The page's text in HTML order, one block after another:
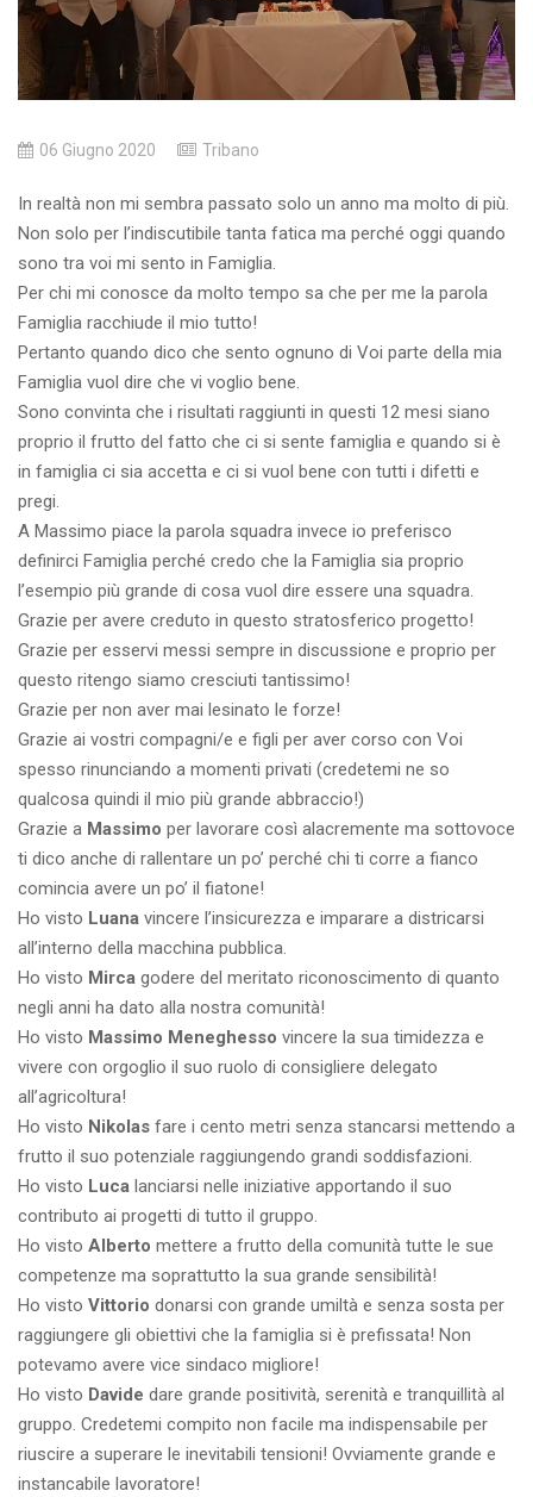
06 Giugno 2020 Tribano
In realtà non mi sembra passato solo un anno ma molto di più.
Non solo per l’indiscutibile tanta fatica ma perché oggi quando
sono tra voi mi sento in Famiglia.
Per chi mi conosce da molto tempo sa che per me la parola
Famiglia racchiude il mio tutto!
Pertanto quando dico che sento ognuno di Voi parte della mia
Famiglia vuol dire che vi voglio bene.
Sono convinta che i risultati raggiunti in questi 12 mesi siano
proprio il frutto del fatto che ci si sente famiglia e quando si è
in famiglia ci sia accetta e ci si vuol bene con tutti i difetti e
pregi.
A Massimo piace la parola squadra invece io preferisco
definirci Famiglia perché credo che la Famiglia sia proprio
l’esempio più grande di cosa vuol dire essere una squadra.
Grazie per avere creduto in questo stratosferico progetto!
Grazie per esservi messi sempre in discussione e proprio per
questo ritengo siamo cresciuti tantissimo!
Grazie per non aver mai lesinato le forze!
Grazie ai vostri compagni/e e figli per aver corso con Voi
spesso rinunciando a momenti privati (credetemi ne so
qualcosa quindi il mio più grande abbraccio!)
Grazie a Massimo per lavorare così alacremente ma sottovoce
ti dico anche di rallentare un po’ perché chi ti corre a fianco
comincia avere un po’ il fiatone!
Ho visto Luana vincere l’insicurezza e imparare a districarsi
all’interno della macchina pubblica.
Ho visto Mirca godere del meritato riconoscimento di quanto
negli anni ha dato alla nostra comunità!
Ho visto Massimo Meneghesso vincere la sua timidezza e
vivere con orgoglio il suo ruolo di consigliere delegato
all’agricoltura!
Ho visto Nikolas fare i cento metri senza stancarsi mettendo a
frutto il suo potenziale raggiungendo grandi soddisfazioni.
Ho visto Luca lanciarsi nelle iniziative apportando il suo
contributo ai progetti di tutto il gruppo.
Ho visto Alberto mettere a frutto della comunità tutte le sue
competenze ma soprattutto la sua grande sensibilità!
Ho visto Vittorio donarsi con grande umiltà e senza sosta per
raggiungere gli obiettivi che la famiglia si è prefissata! Non
potevamo avere vice sindaco migliore!
Ho visto Davide dare grande positività, serenità e tranquillità al
gruppo. Credetemi compito non facile ma indispensabile per
riuscire a superare le inevitabili tensioni! Ovviamente grande e
instancabile lavoratore!